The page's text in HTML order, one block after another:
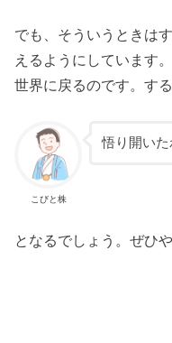
でも、そういうときは
えるようにしています
世界に戻るのです。す
こびと株
悟り開いた
となるでしょう。ぜひ